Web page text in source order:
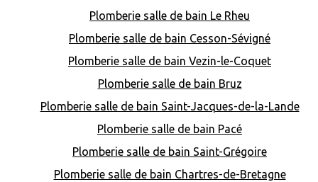
Plomberie salle de bain Le Rheu
Plomberie salle de bain Cesson-Sévigné
Plomberie salle de bain Vezin-le-Coquet
Plomberie salle de bain Bruz
Plomberie salle de bain Saint-Jacques-de-la-Lande
Plomberie salle de bain Pacé
Plomberie salle de bain Saint-Grégoire
Plomberie salle de bain Chartres-de-Bretagne